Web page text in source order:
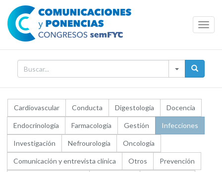
Cardiovascular Conducta Digestología Docencia
Endocrinología Farmacología Gestión Infecciones
Investigación Nefrourología Oncología
Comunicación y entrevista clínica Otros Prevención